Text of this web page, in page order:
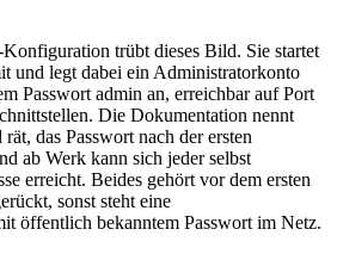
trübt dieses Bild. Sie startet
und legt dabei ein Administratorkonto
Passwort admin an, erreichbar auf Port
Die Dokumentation nennt
das Passwort nach der ersten
ab Werk kann sich jeder selbst
erreicht. Beides gehört vor dem ersten
sonst steht eine
öffentlich bekanntem Passwort im Netz.